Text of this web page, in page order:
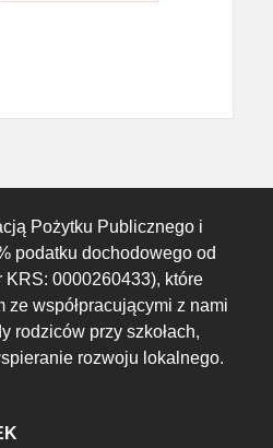
Pożytku Publicznego i
podatku dochodowego od
KRS: 0000260433), które
ze współpracującymi z nami
rodziców przy szkołach,
rozwoju lokalnego.